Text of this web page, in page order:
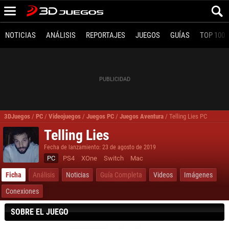
NOTICIAS ANÁLISIS REPORTAJES JUEGOS GUÍAS TOP 100
3DJuegos / PC / Videojuegos / Juegos PC / Juegos Aventura / Telling Lies PC
Telling Lies
Fecha de lanzamiento: 23 de agosto de 2019
PC PS4 XOne Switch Mac
Ficha Análisis Noticias Guía Completa Videos
Imágenes
Conexiones
SOBRE EL JUEGO